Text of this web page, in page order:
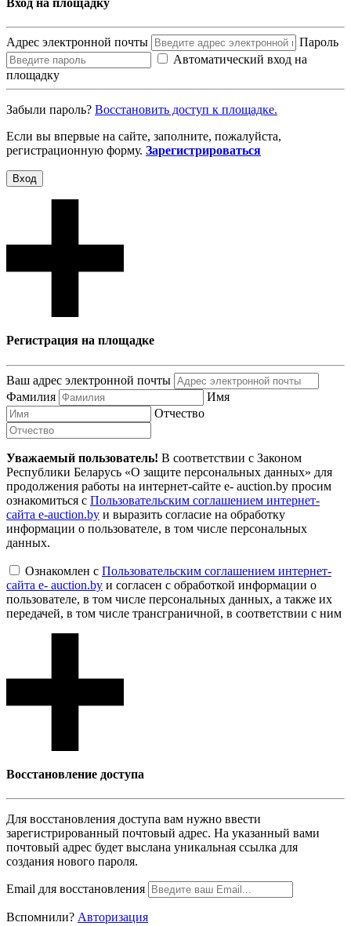
Адрес электронной почты
Пароль
Автоматический вход на
площадку
Забыли пароль? Восcтановить доступ к площадке.
Если вы впервые на сайте, заполните, пожалуйста,
регистрационную форму. Зарегистрироваться
Вход
Регистрация на площадке
Ваш адрес электронной почты
Фамилия
Имя
Отчество
Уважаемый пользователь! В соответствии с Законом
Республики Беларусь «О защите персональных данных» для
продолжения работы на интернет-сайте e- auction.by просим
ознакомиться с Пользовательским соглашением интернет-
сайта e-auction.by и выразить согласие на обработку
информации о пользователе, в том числе персональных
данных.
Ознакомлен с Пользовательским соглашением интернет-
сайта e- auction.by и согласен с обработкой информации о
пользователе, в том числе персональных данных, а также их
передачей, в том числе трансграничной, в соответствии с ним
Восcтановление доступа
Для восcтановления доступа вам нужно ввести
зарегистрированный почтовый адрес. На указанный вами
почтовый адрес будет выслана уникальная ссылка для
создания нового пароля.
Email для восcтановления
Вспомнили? Авторизация